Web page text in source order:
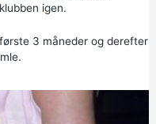
igen.
3 måneder og derefter